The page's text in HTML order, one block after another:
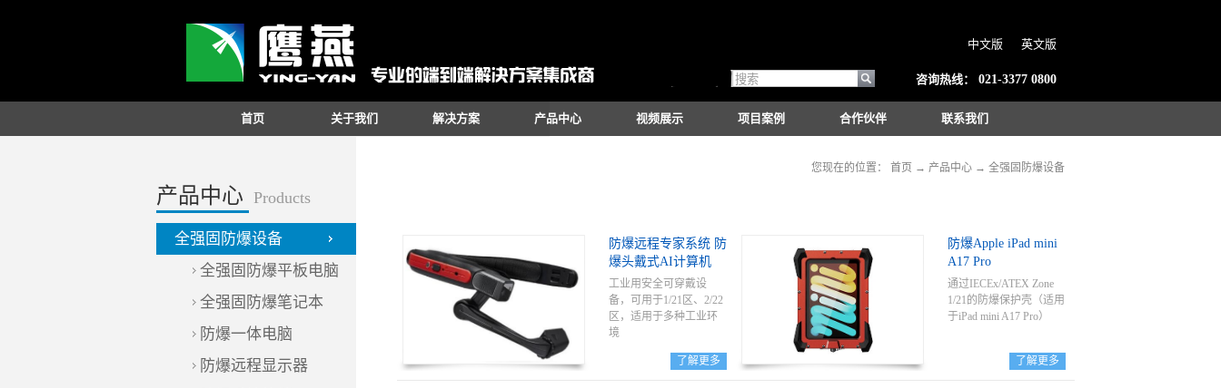
咨询热线： 021-3377 0800
中文版 英文版
首页 关于我们 解决方案 产品中心 视频展示 项目案例 合作伙伴 联系我们
您现在的位置： 首页 → 产品中心 → 全强固防爆设备
产品中心 Products
全强固防爆设备
全强固防爆平板电脑
全强固防爆笔记本
防爆一体电脑
防爆远程显示器
防爆远程专家系统 防
爆头戴式AI计算机
工业用安全可穿戴设
备，可用于1/21区、2/22
区，适用于多种工业环
境
了解更多
防爆Apple iPad mini
A17 Pro
通过IECEx/ATEX Zone
1/21的防爆保护壳（适用
于iPad mini A17 Pro）
了解更多